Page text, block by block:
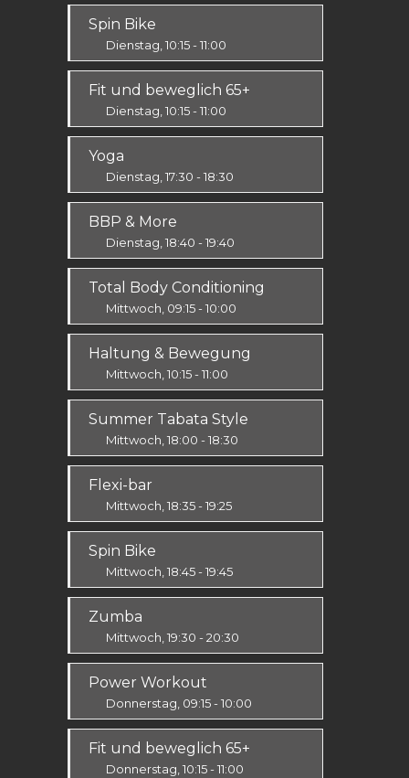
Körper & Geist
Alle
Spin Bike
Dienstag, 10:15 - 11:00
Alle
Fit und beweglich 65+
Dienstag, 10:15 - 11:00
Fit & Vital
Alle
Yoga
Dienstag, 17:30 - 18:30
Körper & Geist
Alle
BBP & More
Dienstag, 18:40 - 19:40
Ausdauer & Kraft
Alle
Total Body Conditioning
Mittwoch, 09:15 - 10:00
Fit & Vital
Alle
Haltung & Bewegung
Mittwoch, 10:15 - 11:00
Fit & Vital
Prävention
Summer Tabata Style
Mittwoch, 18:00 - 18:30
Fit & Vital
Mittel / Fortgeschritten
Flexi-bar
Mittwoch, 18:35 - 19:25
Ausdauer & Kraft
Alle
Spin Bike
Mittwoch, 18:45 - 19:45
Alle
Zumba
Mittwoch, 19:30 - 20:30
Ausdauer & Kraft
Alle
Power Workout
Donnerstag, 09:15 - 10:00
Fit & Vital
Mittelstufe
Fit und beweglich 65+
Donnerstag, 10:15 - 11:00